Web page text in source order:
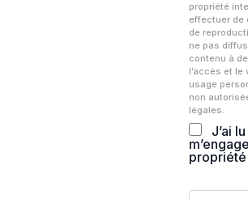
propriété
effectuer de
de
ne pas
contenu à
l’accès et le
usage
non
légales.
J’ai
quantité